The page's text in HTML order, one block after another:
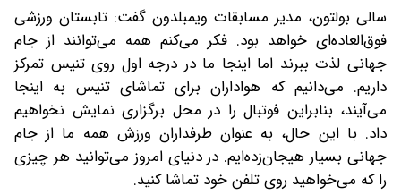
سالی بولتون، مدیر مسابقات ویمبلدون گفت: تابستان ورزشی
فوق‌العاده‌ای خواهد بود. فکر می‌کنم همه می‌توانند از جام
جهانی لذت ببرند اما اینجا ما در درجه اول روی تنیس تمرکز
داریم. می‌دانیم که هواداران برای تماشای تنیس به اینجا
می‌آیند، بنابراین فوتبال را در محل برگزاری نمایش نخواهیم
داد. با این حال، به‌ عنوان طرفداران ورزش همه ما از جام
جهانی بسیار هیجان‌زده‌ایم. در دنیای امروز می‌توانید هر چیزی
را که می‌خواهید روی تلفن خود تماشا کنید.